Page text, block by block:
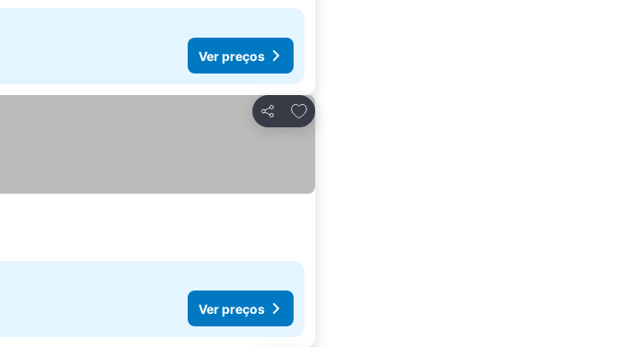
Ver preços
Partilhar
Adicionar aos favoritos
Ver preços